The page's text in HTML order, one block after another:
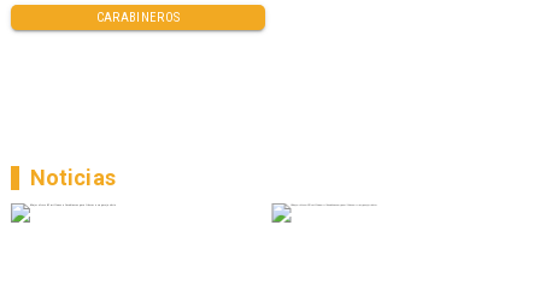
CARABINEROS
Noticias